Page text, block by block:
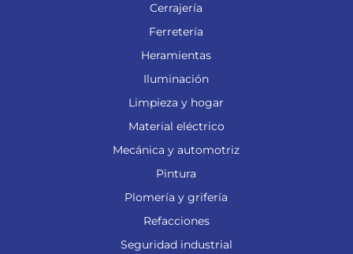
Cerrajería
Ferretería
Heramientas
Iluminación
Limpieza y hogar
Material eléctrico
Mecánica y automotriz
Pintura
Plomería y grifería
Refacciones
Seguridad industrial